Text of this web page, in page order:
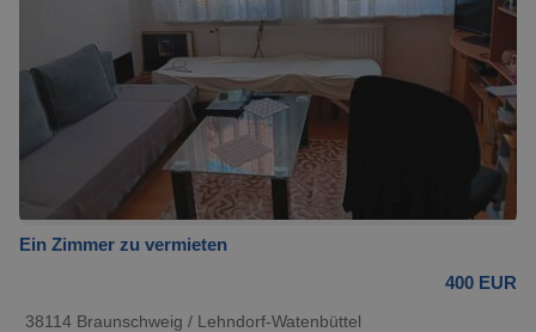
Ein Zimmer zu vermieten
400 EUR
38114 Braunschweig / Lehndorf-Watenbüttel